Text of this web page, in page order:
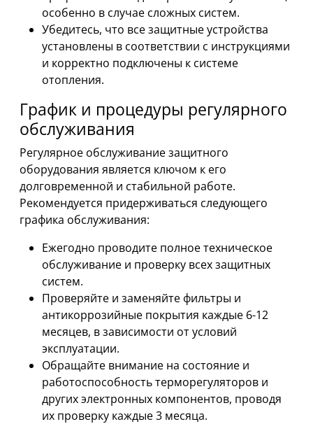
особенно в случае сложных систем.
Убедитесь, что все защитные устройства
установлены в соответствии с инструкциями
и корректно подключены к системе
отопления.
График и процедуры регулярного
обслуживания
Регулярное обслуживание защитного
оборудования является ключом к его
долговременной и стабильной работе.
Рекомендуется придерживаться следующего
графика обслуживания:
Ежегодно проводите полное техническое
обслуживание и проверку всех защитных
систем.
Проверяйте и заменяйте фильтры и
антикоррозийные покрытия каждые 6-12
месяцев, в зависимости от условий
эксплуатации.
Обращайте внимание на состояние и
работоспособность терморегуляторов и
других электронных компонентов, проводя
их проверку каждые 3 месяца.